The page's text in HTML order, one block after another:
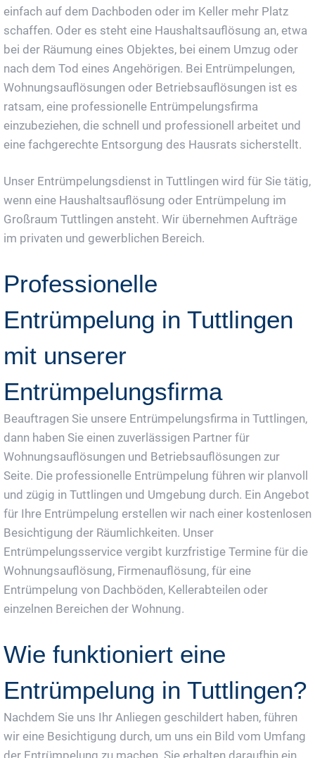
einfach auf dem Dachboden oder im Keller mehr Platz
schaffen. Oder es steht eine Haushaltsauflösung an, etwa
bei der Räumung eines Objektes, bei einem Umzug oder
nach dem Tod eines Angehörigen. Bei Entrümpelungen,
Wohnungsauflösungen oder Betriebsauflösungen ist es
ratsam, eine professionelle Entrümpelungsfirma
einzubeziehen, die schnell und professionell arbeitet und
eine fachgerechte Entsorgung des Hausrats sicherstellt.
Unser Entrümpelungsdienst in Tuttlingen wird für Sie tätig,
wenn eine Haushaltsauflösung oder Entrümpelung im
Großraum Tuttlingen ansteht. Wir übernehmen Aufträge
im privaten und gewerblichen Bereich.
Professionelle
Entrümpelung in Tuttlingen
mit unserer
Entrümpelungsfirma
Beauftragen Sie unsere Entrümpelungsfirma in Tuttlingen,
dann haben Sie einen zuverlässigen Partner für
Wohnungsauflösungen und Betriebsauflösungen zur
Seite. Die professionelle Entrümpelung führen wir planvoll
und zügig in Tuttlingen und Umgebung durch. Ein Angebot
für Ihre Entrümpelung erstellen wir nach einer kostenlosen
Besichtigung der Räumlichkeiten. Unser
Entrümpelungsservice vergibt kurzfristige Termine für die
Wohnungsauflösung, Firmenauflösung, für eine
Entrümpelung von Dachböden, Kellerabteilen oder
einzelnen Bereichen der Wohnung.
Wie funktioniert eine
Entrümpelung in Tuttlingen?
Nachdem Sie uns Ihr Anliegen geschildert haben, führen
wir eine Besichtigung durch, um uns ein Bild vom Umfang
der Entrümpelung zu machen. Sie erhalten daraufhin ein